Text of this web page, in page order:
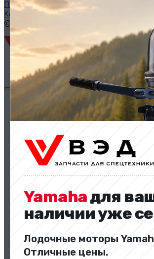
Yamahaдля
наличии уже
Лодочные моторы
Отличные цены.
Политика конфиденциальности
Каталог запчастей по названию
© 2014 — 2026 ООО «ВЭД»
Двигатели и комплектующие
Двигатели и комплектующие